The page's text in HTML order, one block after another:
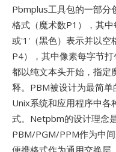
Pbmplus工具包的一部分
格式（魔术数P1），其中
或'1'（黑色）表示并以空
P4），其中像素每字节
都以纯文本头开始，指定
释。PBM被设计为最简
Unix系统和应用程序中各
式。Netpbm的设计理念
PBM/PGM/PPM作为中
便携格式作为通用交换